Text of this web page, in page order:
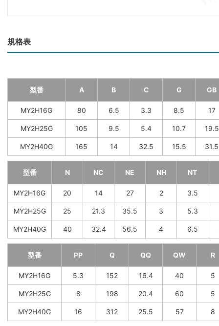
規格表
型番 A B C G GB
MY2H16G 80 6.5 3.3 8.5 17
MY2H25G 105 9.5 5.4 10.7 19.5
MY2H40G 165 14 32.5 15.5 31.5
型番 N NC NE NH NT
MY2H16G 20 14 27 2 3.5
MY2H25G 25 21.3 35.5 3 5.3
MY2H40G 40 32.4 56.5 4 6.5
型番 PP Q QQ QW R
MY2H16G 5.3 152 16.4 40 5
MY2H25G 8 198 20.4 60 5
MY2H40G 16 312 25.5 57 8